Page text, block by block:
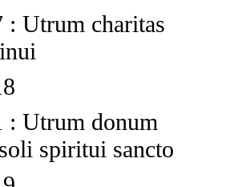
: Utrum charitas
: Utrum donum
spiritui sancto